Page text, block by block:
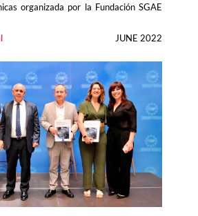
organizada por la Fundación SGAE
JUNE 2022